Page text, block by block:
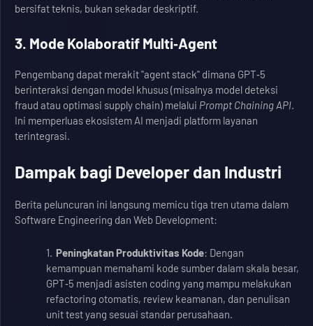
bersifat teknis, bukan sekadar deskriptif.
3. Mode Kolaboratif Multi‑Agent
Pengembang dapat merakit "agent stack" dimana GPT‑5
berinteraksi dengan model khusus (misalnya model deteksi
fraud atau optimasi supply chain) melalui Prompt Chaining API.
Ini memperluas ekosistem AI menjadi platform layanan
terintegrasi.
Dampak bagi Developer dan Industri
Berita peluncuran ini langsung memicu tiga tren utama dalam
Software Engineering dan Web Development:
Peningkatan Produktivitas Kode: Dengan
kemampuan memahami kode sumber dalam skala besar,
GPT‑5 menjadi asisten coding yang mampu melakukan
refactoring otomatis, review keamanan, dan penulisan
unit test yang sesuai standar perusahaan.